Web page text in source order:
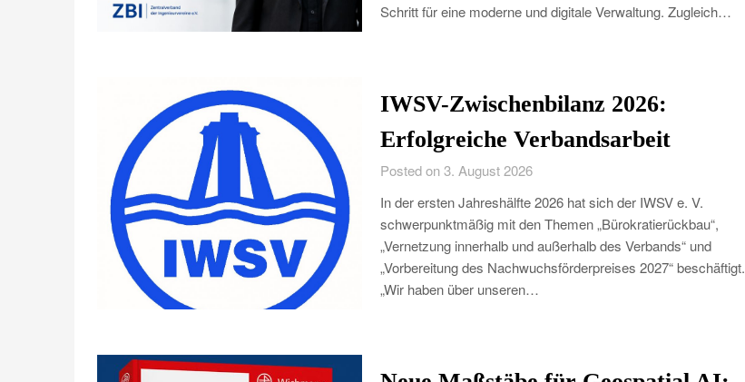
Schritt für eine moderne und digitale Verwaltung. Zugleich…
IWSV-Zwischenbilanz 2026:
Erfolgreiche Verbandsarbeit
Posted on 3. August 2026
In der ersten Jahreshälfte 2026 hat sich der IWSV e. V.
schwerpunktmäßig mit den Themen „Bürokratierückbau“,
„Vernetzung innerhalb und außerhalb des Verbands“ und
„Vorbereitung des Nachwuchsförderpreises 2027“ beschäftigt.
„Wir haben über unseren…